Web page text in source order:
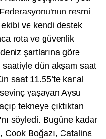
resmi
ve kendi destek
rota ve güvenlik
şartlarına göre
dün akşam saat
saat 11.55’te kanal
yaşayan Aysu
tekneye çıktıktan
söyledi. Bugüne kadar
Cook Boğazı, Catalina